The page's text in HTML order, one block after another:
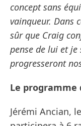
concept sans
vainqueur. Dans
sûr que Craig
pense de lui et
progresseront
Le programme
Jérémi Ancian,